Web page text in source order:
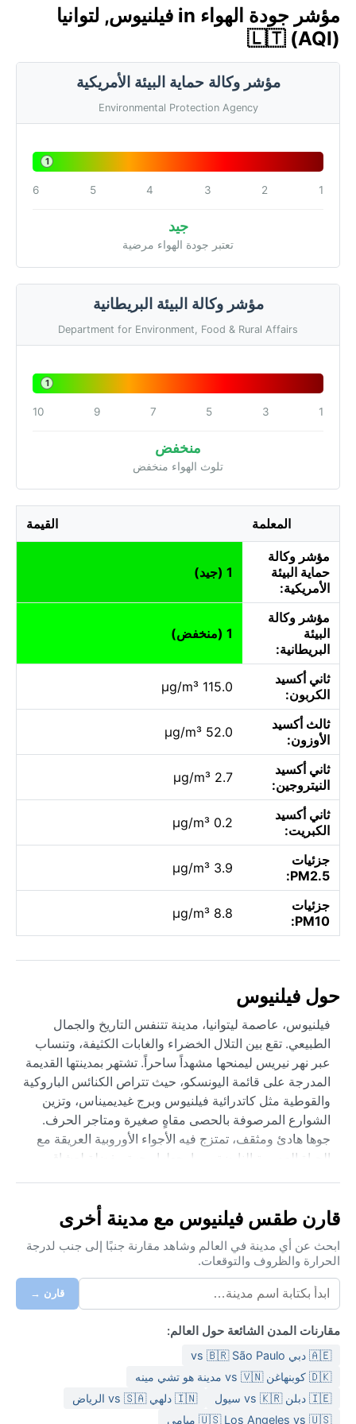
مؤشر جودة الهواء in فيلنيوس, لتوانيا
🇱🇹 (AQI)
مؤشر وكالة حماية البيئة الأمريكية
Environmental Protection Agency
1
1
2
3
4
5
6
جيد
تعتبر جودة الهواء مرضية
مؤشر وكالة البيئة البريطانية
Department for Environment, Food & Rural Affairs
1
1
3
5
7
9
10
منخفض
تلوث الهواء منخفض
المعلمة القيمة
مؤشر وكالة
حماية البيئة
الأمريكية:
1 (جيد)
مؤشر وكالة
البيئة
البريطانية:
1 (منخفض)
ثاني أكسيد
الكربون:
115.0 µg/m³
ثالث أكسيد
الأوزون:
52.0 µg/m³
ثاني أكسيد
النيتروجين:
2.7 µg/m³
ثاني أكسيد
الكبريت:
0.2 µg/m³
جزئيات
PM2.5:
3.9 µg/m³
جزئيات
PM10:
8.8 µg/m³
حول فيلنيوس
فيلنيوس، عاصمة ليتوانيا، مدينة تتنفس التاريخ والجمال
الطبيعي. تقع بين التلال الخضراء والغابات الكثيفة، وتنساب
عبر نهر نيريس ليمنحها مشهداً ساحراً. تشتهر بمدينتها القديمة
المدرجة على قائمة اليونسكو، حيث تتراص الكنائس الباروكية
والقوطية مثل كاتدرائية فيلنيوس وبرج غيديميناس، وتزين
الشوارع المرصوفة بالحصى مقاهٍ صغيرة ومتاجر الحرف.
جوها هادئ ومثقف، تمتزج فيه الأجواء الأوروبية العريقة مع
الحياة العصرية النابضة، مما يجعلها وجهة مفضلة لعشاق
تصنف مناخياً ضمن المناخ القاري الرطب ذي الصيف الدافئ
(Dfb)، مما يعني أربعة فصول متميزة. الصيف معتدل وممتع
بدرجات حرارة تتراوح بين ١٨ و٢٢ درجة مئوية، مع نسمات
لطيفة ورطوبة معتدلة. أما الشتاء فبارد قارس، تنخفض
الحرارة إلى ما دون الصفر بكثير، وتتساقط الثلوج الكثيفة التي
تغطي المدينة بغطاء أبيض ساحر. الربيع والخريف قصيران
ملابس متعددة الطبقات، ومعطف شتوي ثقيل مع أحذية
مقاومة للماء في الشتاء، وملابس خفيفة للمساءات الصيفية،
إضافة إلى مظلة في أي وقت.
أفضل وقت لزيارة فيلنيوس من الناحية المناخية هو من أواخر
قارن طقس فيلنيوس مع مدينة أخرى
ابحث عن أي مدينة في العالم وشاهد مقارنة جنبًا إلى جنب لدرجة
الحرارة والظروف والتوقعات.
قارن →
مقارنات المدن الشائعة حول العالم:
🇦🇪 دبي vs 🇧🇷 São Paulo
🇩🇰 كوبنهاغن vs 🇻🇳 مدينة هو تشي مينه
🇮🇪 دبلن vs 🇰🇷 سيول
🇮🇳 دلهي vs 🇸🇦 الرياض
🇺🇸 Los Angeles vs 🇺🇸 ميامي